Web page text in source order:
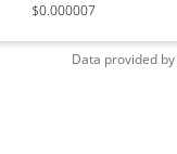
$0.000007
Data provided by